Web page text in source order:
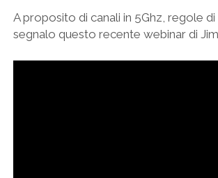
A proposito di canali in 5Ghz, regole
segnalo questo recente webinar di